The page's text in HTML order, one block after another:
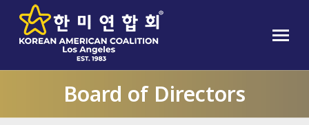
Board of Directors